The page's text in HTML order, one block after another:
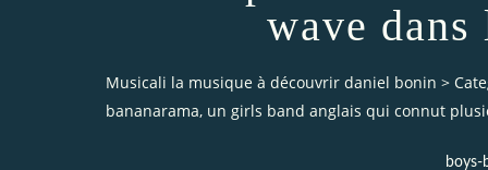
wave dans
Musicali la musique à découvrir daniel bonin >
bananarama, un girls band anglais qui connut
boys-